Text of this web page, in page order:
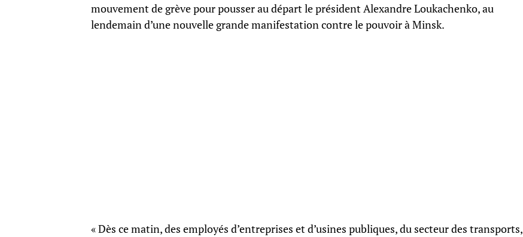
mouvement de grève pour pousser au départ le président Alexandre Loukachenko, au
lendemain d’une nouvelle grande manifestation contre le pouvoir à Minsk.
« Dès ce matin, des employés d’entreprises et d’usines publiques, du secteur des transports,